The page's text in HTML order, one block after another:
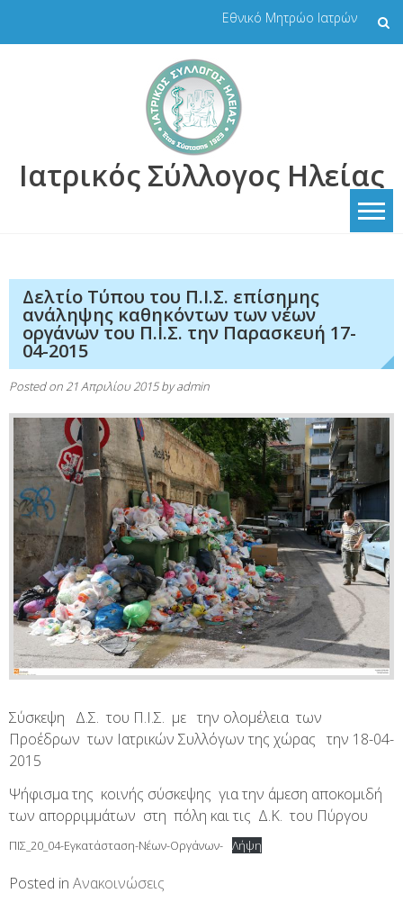
Εθνικό Μητρώο Ιατρών
Ιατρικός Σύλλογος Ηλείας
Δελτίο Τύπου του Π.Ι.Σ. επίσημης
ανάληψης καθηκόντων των νέων
οργάνων του Π.Ι.Σ. την Παρασκευή 17-
04-2015
Posted on 21 Απριλίου 2015byadmin
Σύσκεψη Δ.Σ. του Π.Ι.Σ. με την ολομέλεια των
Προέδρων των Ιατρικών Συλλόγων της χώρας την 18-04-
2015
Ψήφισμα της κοινής σύσκεψης για την άμεση αποκομιδή
των απορριμμάτων στη πόλη και τις Δ.Κ. του Πύργου
ΠΙΣ_20_04-Εγκατάσταση-Νέων-Οργάνων- Λήψη
Posted in Ανακοινώσεις